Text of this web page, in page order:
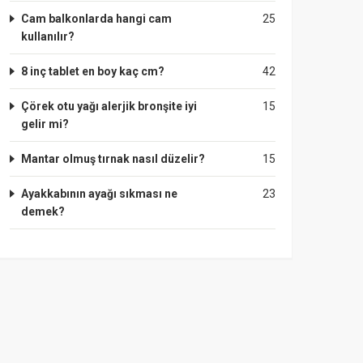
25
Cam balkonlarda hangi cam
kullanılır?
42
8 inç tablet en boy kaç cm?
15
Çörek otu yağı alerjik bronşite iyi
gelir mi?
15
Mantar olmuş tırnak nasıl düzelir?
23
Ayakkabının ayağı sıkması ne
demek?